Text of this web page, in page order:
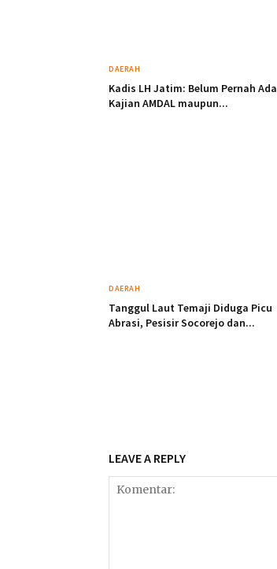
DAERAH
Kadis LH Jatim: Belum Pernah Ada
Kajian AMDAL maupun...
DAERAH
Tanggul Laut Temaji Diduga Picu
Abrasi, Pesisir Socorejo dan...
LEAVE A REPLY